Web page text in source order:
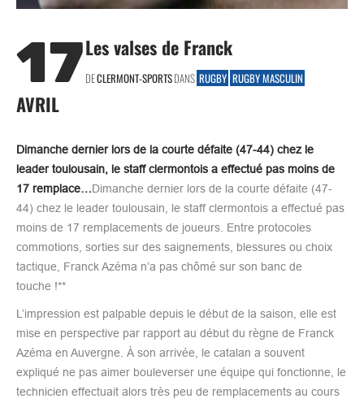
17
AVRIL
Les valses de Franck
DECLERMONT-SPORTSDANS RUGBY RUGBY MASCULIN
Dimanche dernier lors de la courte défaite (47-44) chez le
leader toulousain, le staff clermontois a effectué pas moins de
17 remplace…Dimanche dernier lors de la courte défaite (47-
44) chez le leader toulousain, le staff clermontois a effectué pas
moins de 17 remplacements de joueurs. Entre protocoles
commotions, sorties sur des saignements, blessures ou choix
tactique, Franck Azéma n’a pas chômé sur son banc de
touche !**
L’impression est palpable depuis le début de la saison, elle est
mise en perspective par rapport au début du règne de Franck
Azéma en Auvergne. À son arrivée, le catalan a souvent
expliqué ne pas aimer bouleverser une équipe qui fonctionne, le
technicien effectuait alors très peu de remplacements au cours